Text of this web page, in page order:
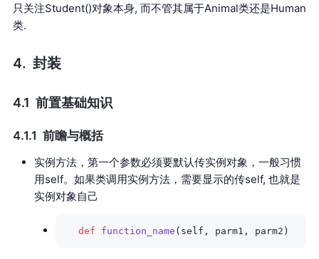
只关注Student()对象本身, 而不管其属于Animal类还是Human
类.
封装
前置基础知识
前瞻与概括
实例方法，第一个参数必须要默认传实例对象，一般习惯
用self。如果类调用实例方法，需要显示的传self, 也就是
实例对象自己
  def
function_name (self, parm1, parm2)